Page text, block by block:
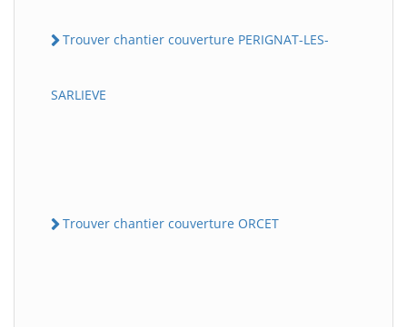
Trouver chantier couverture PERIGNAT-LES-
SARLIEVE
Trouver chantier couverture ORCET